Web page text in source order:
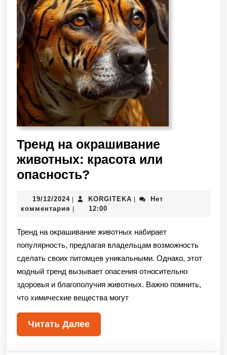
Тренд на окрашивание
животных: красота или
опасность?
19/12/2024 | KORGITEKA |
Нет
комментария | 12:00
Тренд на окрашивание животных набирает
популярность, предлагая владельцам возможность
сделать своих питомцев уникальными. Однако, этот
модный тренд вызывает опасения относительно
здоровья и благополучия животных. Важно помнить,
что химические вещества могут
Читать Далее